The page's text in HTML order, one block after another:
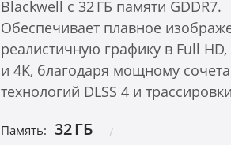
Blackwell с 32 ГБ памяти GDDR7.
Обеспечивает плавное
реалистичную графику в Full
и 4K, благодаря мощному
технологий DLSS 4 и
Память: 32 ГБ